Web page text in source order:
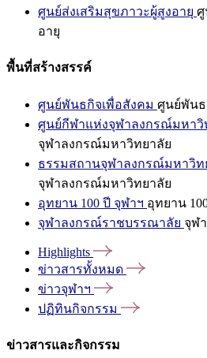
ศูนย์ส่งเสริมสุขภาวะผู้สูงอายุ ศู
อายุ
พื้นที่สร้างสรรค์
ศูนย์พันธกิจเพื่อสังคม ศูนย์พันธ
ศูนย์กีฬาแห่งจุฬาลงกรณ์มหาวิ
จุฬาลงกรณ์มหาวิทยาลัย
ธรรมสถานจุฬาลงกรณ์มหาวิท
จุฬาลงกรณ์มหาวิทยาลัย
อุทยาน 100 ปี จุฬาฯ อุทยาน
จุฬาลงกรณ์ราชบรรณาลัย จุฬ
Highlights
ข่าวสารทั้งหมด
ข่าวจุฬาฯ
ปฏิทินกิจกรรม
ข่าวสารและกิจกรรม